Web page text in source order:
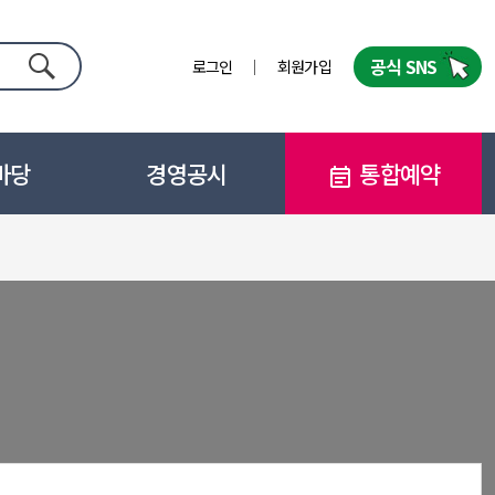
검색 로그인 회원가입 공식 SNS
당 경영공시 통합예약